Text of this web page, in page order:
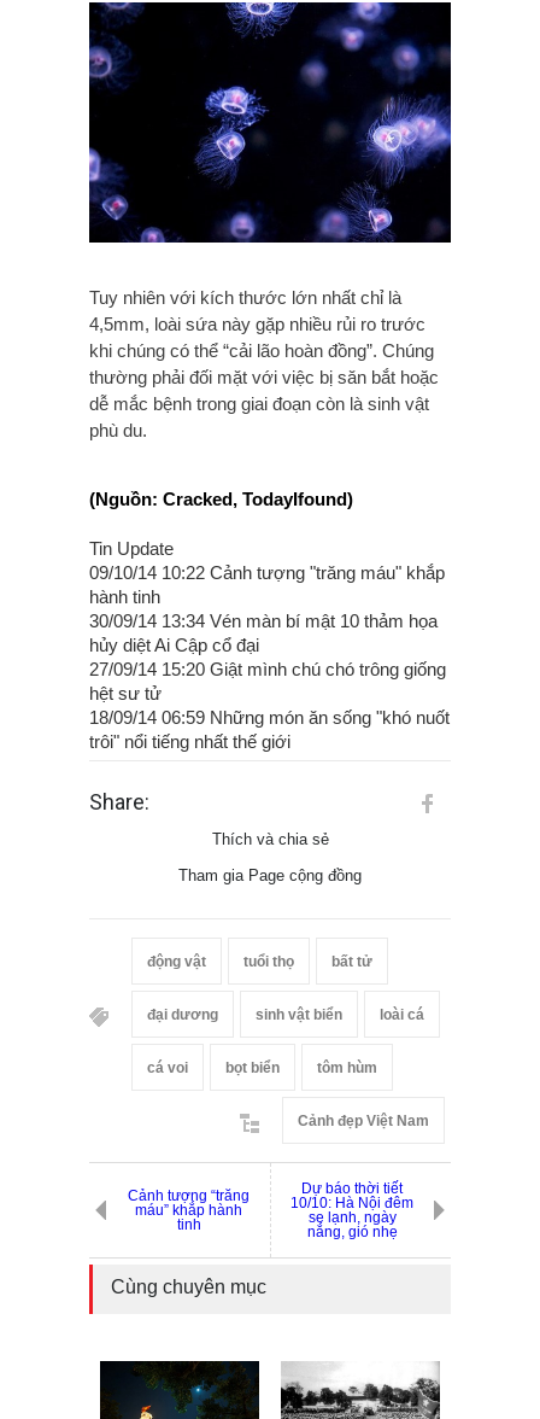
Tuy nhiên với kích thước lớn nhất chỉ là
4,5mm, loài sứa này gặp nhiều rủi ro trước
khi chúng có thể “cải lão hoàn đồng”. Chúng
thường phải đối mặt với việc bị săn bắt hoặc
dễ mắc bệnh trong giai đoạn còn là sinh vật
phù du.
(Nguồn: Cracked, TodayIfound)
Tin Update
09/10/14 10:22 Cảnh tượng "trăng máu" khắp
hành tinh
30/09/14 13:34 Vén màn bí mật 10 thảm họa
hủy diệt Ai Cập cổ đại
27/09/14 15:20 Giật mình chú chó trông giống
hệt sư tử
18/09/14 06:59 Những món ăn sống "khó nuốt
trôi" nổi tiếng nhất thế giới
Share:
Thích và chia sẻ
Tham gia Page cộng đồng
động vật tuổi thọ bất tử
đại dương sinh vật biển loài cá
cá voi bọt biển tôm hùm
Cảnh đẹp Việt Nam
Cảnh tượng “trăng
máu” khắp hành
tinh
Dự báo thời tiết
10/10: Hà Nội đêm
se lạnh, ngày
nắng, gió nhẹ
Cùng chuyên mục